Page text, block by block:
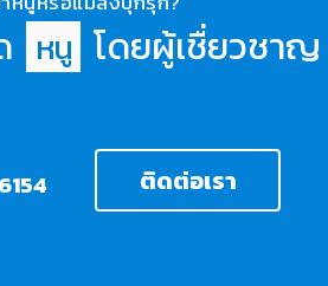
หน โดยผู้เชื่ยวชาญ
ติดต่อเรา